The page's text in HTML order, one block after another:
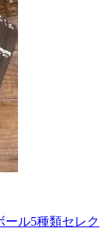
ル5種類セレク